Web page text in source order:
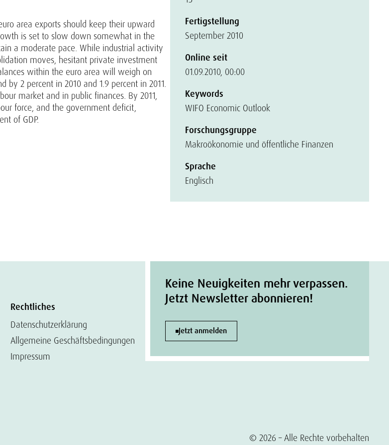
area exports should keep their upward
is set to slow down somewhat in the
a moderate pace. While industrial activity
moves, hesitant private investment
within the euro area will weigh on
by 2 percent in 2010 and 1.9 percent in 2011.
market and in public finances. By 2011,
force, and the government deficit,
of GDP.
Fertigstellung
September 2010
Online seit
01.09.2010, 00:00
Keywords
WIFO Economic Outlook
Forschungsgruppe
Makroökonomie und öffentliche Finanzen
Sprache
Englisch
Rechtliches
Datenschutzerklärung
Allgemeine Geschäftsbedingungen
Impressum
Keine Neuigkeiten mehr verpassen.
Jetzt Newsletter abonnieren!
Jetzt anmelden
© 2026 – Alle Rechte vorbehalten